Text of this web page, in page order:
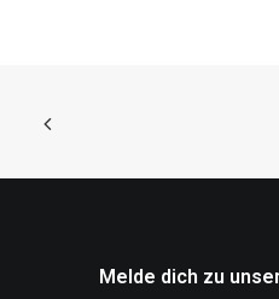
Melde dich zu